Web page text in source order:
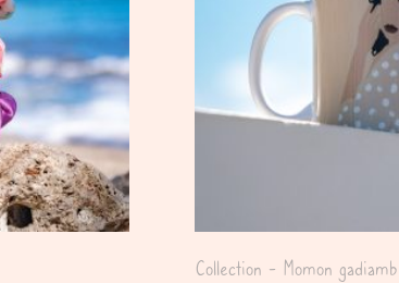
Collection - Momon gadiamb